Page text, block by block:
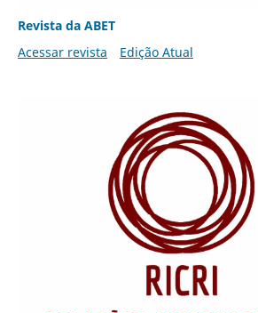
Revista da ABET
Acessar revista
Edição Atual